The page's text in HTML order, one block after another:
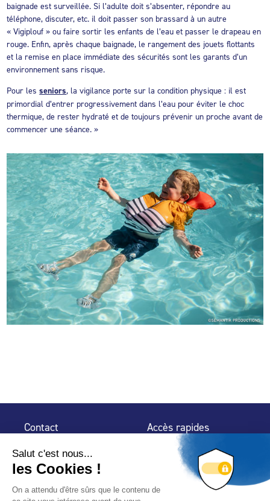
baignade est surveillée. Si l’adulte doit s’absenter, répondre au
téléphone, discuter, etc. il doit passer son brassard à un autre
« Vigiplouf » ou faire sortir les enfants de l’eau et passer le drapeau en
rouge. Enfin, après chaque baignade, le rangement des jouets flottants
et la remise en place immédiate des sécurités sont les garants d’un
environnement sans risque.
Pour lesseniors, la vigilance porte sur la condition physique : il est
primordial d’entrer progressivement dans l’eau pour éviter le choc
thermique, de rester hydraté et de toujours prévenir un proche avant de
commencer une séance. »
Contact
75 009 Paris
Accès rapides
Espace Presse
Trouver un
professionnel